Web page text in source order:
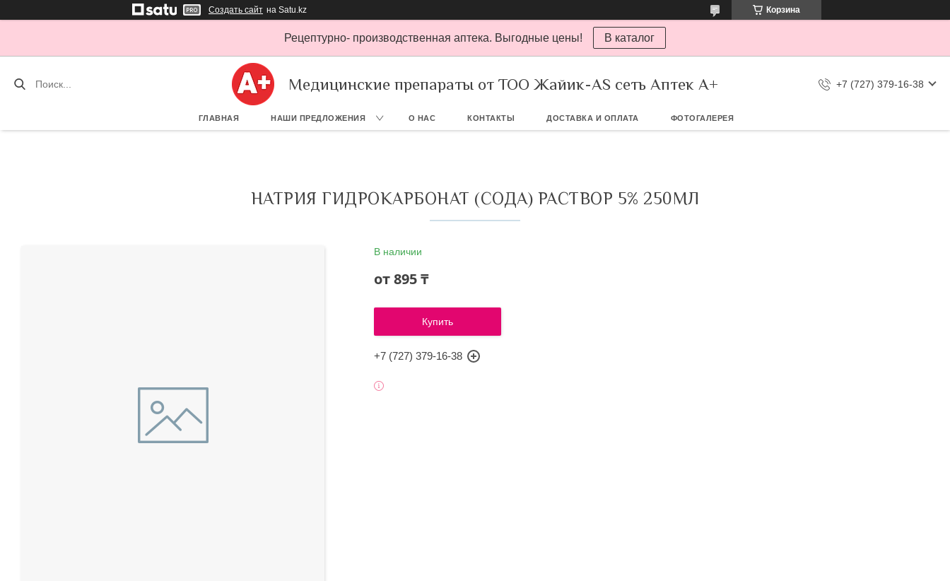
Создать сайт на Satu.kz Корзина
Рецептурно- производственная аптека. Выгодные цены! В каталог
Медицинские препараты от ТОО Жайик-AS сеть Аптек А+ +7 (727) 379-16-38
ГЛАВНАЯ НАШИ ПРЕДЛОЖЕНИЯ О НАС КОНТАКТЫ ДОСТАВКА И ОПЛАТА ФОТОГАЛЕРЕЯ
НАТРИЯ ГИДРОКАРБОНАТ (СОДА) РАСТВОР 5% 250МЛ
В наличии
от895 ₸
Купить
+7 (727) 379-16-38